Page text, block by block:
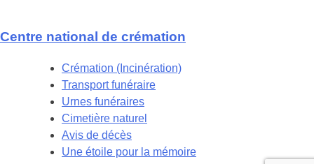
Centre national de crémation
Crémation (Incinération)
Transport funéraire
Urnes funéraires
Cimetière naturel
Avis de décès
Une étoile pour la mémoire